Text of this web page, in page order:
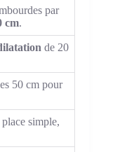
par
cm.
de 20
50 cm pour
simple,